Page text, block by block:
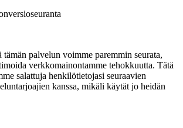
palvelun voimme paremmin seurata,
verkkomainontamme tehokkuutta. Tätä
salattuja henkilötietojasi seuraavien
kanssa, mikäli käytät jo heidän